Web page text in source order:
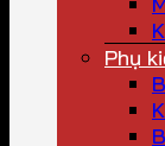
Phụ